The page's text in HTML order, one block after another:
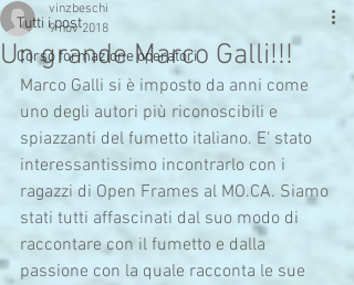
Tutti i post
Corso formazione operatori
Un grande Marco Galli!!!
vinzbeschi
9 nov 2018
Marco Galli si è imposto da anni come
uno degli autori più riconoscibili e
spiazzanti del fumetto italiano. E' stato
interessantissimo incontrarlo con i
ragazzi di Open Frames al MO.CA. Siamo
stati tutti affascinati dal suo modo di
raccontare con il fumetto e dalla
passione con la quale racconta le sue